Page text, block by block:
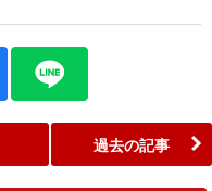
過去の記事